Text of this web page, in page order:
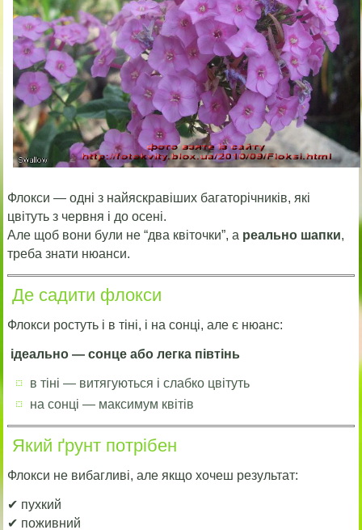
Флокси — одні з найяскравіших багаторічників, які
цвітуть з червня і до осені.
Але щоб вони були не “два квіточки”, а реально шапки,
треба знати нюанси.
Де садити флокси
Флокси ростуть і в тіні, і на сонці, але є нюанс:
ідеально — сонце або легка півтінь
в тіні — витягуються і слабко цвітуть
на сонці — максимум квітів
Який ґрунт потрібен
Флокси не вибагливі, але якщо хочеш результат:
✔ пухкий
✔ поживний